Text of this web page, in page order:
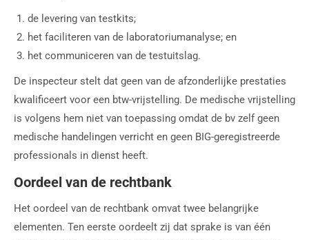
de levering van testkits;
het faciliteren van de laboratoriumanalyse; en
het communiceren van de testuitslag.
De inspecteur stelt dat geen van de afzonderlijke prestaties
kwalificeert voor een btw-vrijstelling. De medische vrijstelling
is volgens hem niet van toepassing omdat de bv zelf geen
medische handelingen verricht en geen BIG-geregistreerde
professionals in dienst heeft.
Oordeel van de rechtbank
Het oordeel van de rechtbank omvat twee belangrijke
elementen. Ten eerste oordeelt zij dat sprake is van één